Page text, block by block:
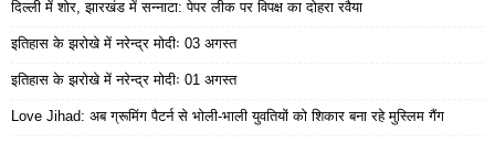
दिल्ली में शोर, झारखंड में सन्नाटा: पेपर लीक पर विपक्ष का दोहरा रवैया
इतिहास के झरोखे में नरेन्द्र मोदीः 03 अगस्त
इतिहास के झरोखे में नरेन्द्र मोदीः 01 अगस्त
Love Jihad: अब ग्रूमिंग पैटर्न से भोली-भाली युवतियों को शिकार बना रहे मुस्लिम गैंग